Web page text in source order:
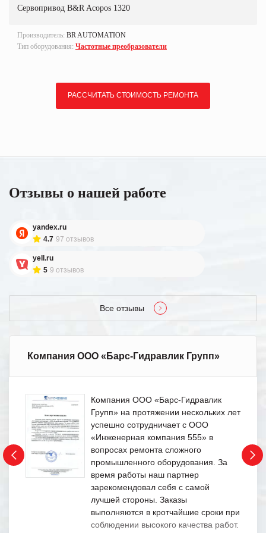
Сервопривод B&R Acopos 1320
Производитель: BR AUTOMATION
Тип оборудования: Частотные преобразователи
РАССЧИТАТЬ СТОИМОСТЬ РЕМОНТА
Отзывы о нашей работе
yandex.ru
4.7 97 отзывов
yell.ru
5 9 отзывов
Все отзывы
Компания ООО «Барс-Гидравлик Групп»
Компания ООО «Барс-Гидравлик
Групп» на протяжении нескольких лет
успешно сотрудничает с ООО
«Инженерная компания 555» в
вопросах ремонта сложного
промышленного оборудования. За
время работы наш партнер
зарекомендовал себя с самой
лучшей стороны. Заказы
выполняются в кротчайшие сроки при
соблюдении высокого качества работ.